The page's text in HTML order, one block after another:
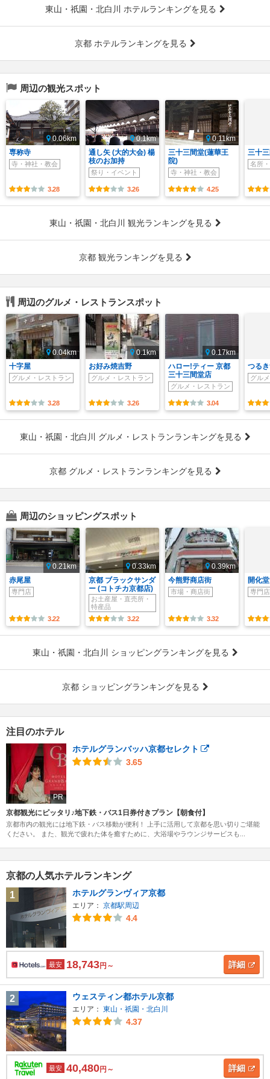
東山・祇園・北白川 ホテルランキングを見る
京都 ホテルランキングを見る
周辺の観光スポット
0.06km
専称寺
寺・神社・教会
3.28
0.1km
通し矢 (大的大会) 楊
枝のお加持
祭り・イベント
3.26
0.11km
三十三間堂(蓮華王
院)
寺・神社・教会
4.25
三十
名所
東山・祇園・北白川 観光ランキングを見る
京都 観光ランキングを見る
周辺のグルメ・レストランスポット
0.04km
十字屋
グルメ・レストラン
3.28
0.1km
お好み焼吉野
グルメ・レストラン
3.26
0.17km
ハロー!ティー 京都
三十三間堂店
グルメ・レストラン
3.04
つる
グル
東山・祇園・北白川 グルメ・レストランランキングを見る
京都 グルメ・レストランランキングを見る
周辺のショッピングスポット
0.21km
赤尾屋
専門店
3.22
0.33km
京都 ブラックサンダ
ー (コトチカ京都店)
お土産屋・直売所・
特産品
3.22
0.39km
今熊野商店街
市場・商店街
3.32
開化堂
専門店
東山・祇園・北白川 ショッピングランキングを見る
京都 ショッピングランキングを見る
注目のホテル
PR
ホテルグランバッハ京都セレクト
3.65
京都観光にピッタリ♪地下鉄・バス1日券付きプラン【朝食付】
京都市内の観光には地下鉄・バス移動が便利！ 上手に活用して京都を思い切りご堪能
ください。 また、観光で疲れた体を癒すために、大浴場やラウンジサービスも...
京都の人気ホテルランキング
1
ホテルグランヴィア京都
エリア： 京都駅周辺
4.4
最安 18,743円～ 詳細
2 ウェスティン都ホテル京都
エリア： 東山・祇園・北白川
4.37
最安 40,480円～ 詳細